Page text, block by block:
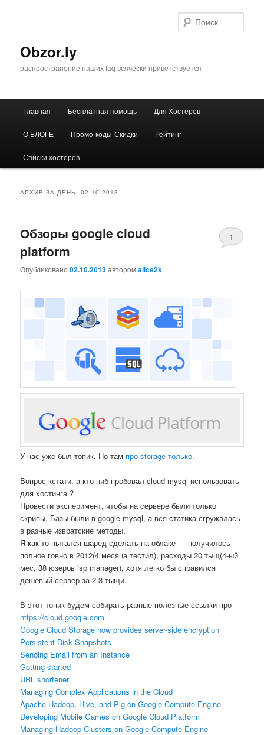
Obzor.ly
распространение наших faq всячески приветствуется
Главная Бесплатная помощь Для Хостеров
О БЛОГЕ Промо-коды-Скидки Рейтинг
Списки хостеров
АРХИВ ЗА ДЕНЬ:02.10.2013
Обзоры google cloud
platform
Опубликовано02.10.2013авторомalice2k
1
У нас уже был топик. Но там про storage только.
Вопрос кстати, а кто-ниб пробовал cloud mysql использовать
для хостинга ?
Провести эксперимент, чтобы на сервере были только
скрипы. Базы были в google mysql, а вся статика сгружалась
в разные извратские методы.
Я как-то пытался шаред сделать на облаке — получилось
полное говно в 2012(4 месяца тестил), расходы 20 тыщ(4-ый
мес, 38 юзеров isp manager), хотя легко бы справился
дешевый сервер за 2-3 тыщи.
В этот топик будем собирать разные полезные ссылки про
https://cloud.google.com
Google Cloud Storage now provides server-side encryption
Persistent Disk Snapshots
Sending Email from an Instance
Getting started
URL shortener
Managing Complex Applications in the Cloud
Apache Hadoop, Hive, and Pig on Google Compute Engine
Developing Mobile Games on Google Cloud Platform
Managing Hadoop Clusters on Google Compute Engine